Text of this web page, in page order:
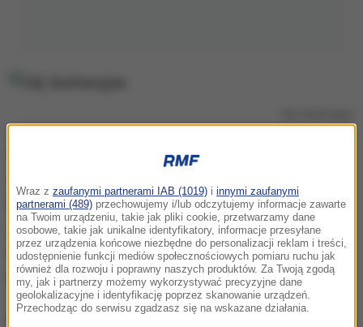
Strażnicy w środę około godz. 18 podczas patrolu
Bródnowskim. Po przybyciu na miejsce okazało się,
że służby wezwała starsza kobieta, która wskazała
na jedną z ławek. Siedziała na niej zapłakana i
przestraszona 40-latka.
Wraz z zaufanymi partnerami IAB (1019) i innymi zaufanymi
partnerami (489) przechowujemy i/lub odczytujemy informacje zawarte
na Twoim urządzeniu, takie jak pliki cookie, przetwarzamy dane
osobowe, takie jak unikalne identyfikatory, informacje przesyłane
przez urządzenia końcowe niezbędne do personalizacji reklam i treści,
udostępnienie funkcji mediów społecznościowych pomiaru ruchu jak
również dla rozwoju i poprawny naszych produktów. Za Twoją zgodą
my, jak i partnerzy możemy wykorzystywać precyzyjne dane
geolokalizacyjne i identyfikację poprzez skanowanie urządzeń.
Przechodząc do serwisu zgadzasz się na wskazane działania.